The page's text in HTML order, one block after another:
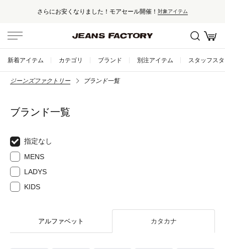
さらにお安くなりました！モアセール開催！ 対象アイテム
新着アイテム カテゴリ ブランド 別注アイテム スタッフス
ジーンズファクトリー ブランド一覧
ブランド一覧
指定なし
MENS
LADYS
KIDS
アルファベット カタカナ